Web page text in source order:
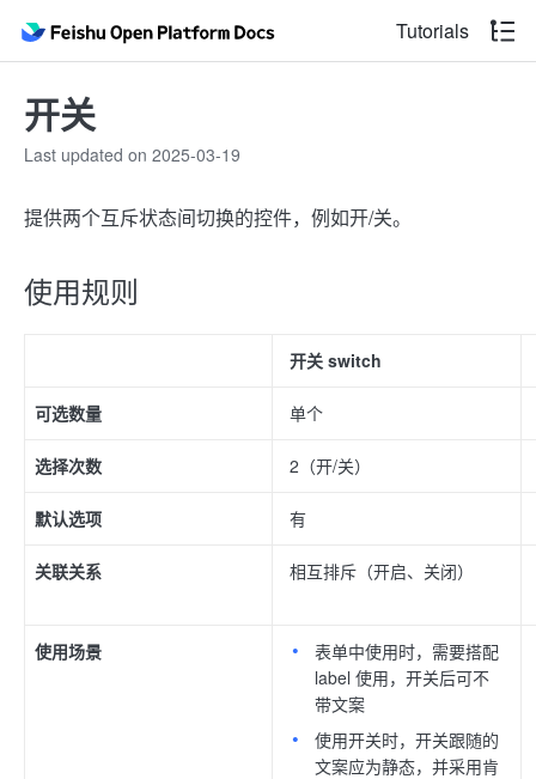
Tutorials
开关
Last updated on 2025-03-19
提供两个互斥状态间切换的控件，例如开/关。
使用规则
开关 switch
可选数量 单个
选择次数 2（开/关）
默认选项 有
关联关系 相互排斥（开启、关闭）
使用场景
表单中使用时，需要搭配
label 使用，开关后可不
带文案
使用开关时，开关跟随的
文案应为静态，并采用肯